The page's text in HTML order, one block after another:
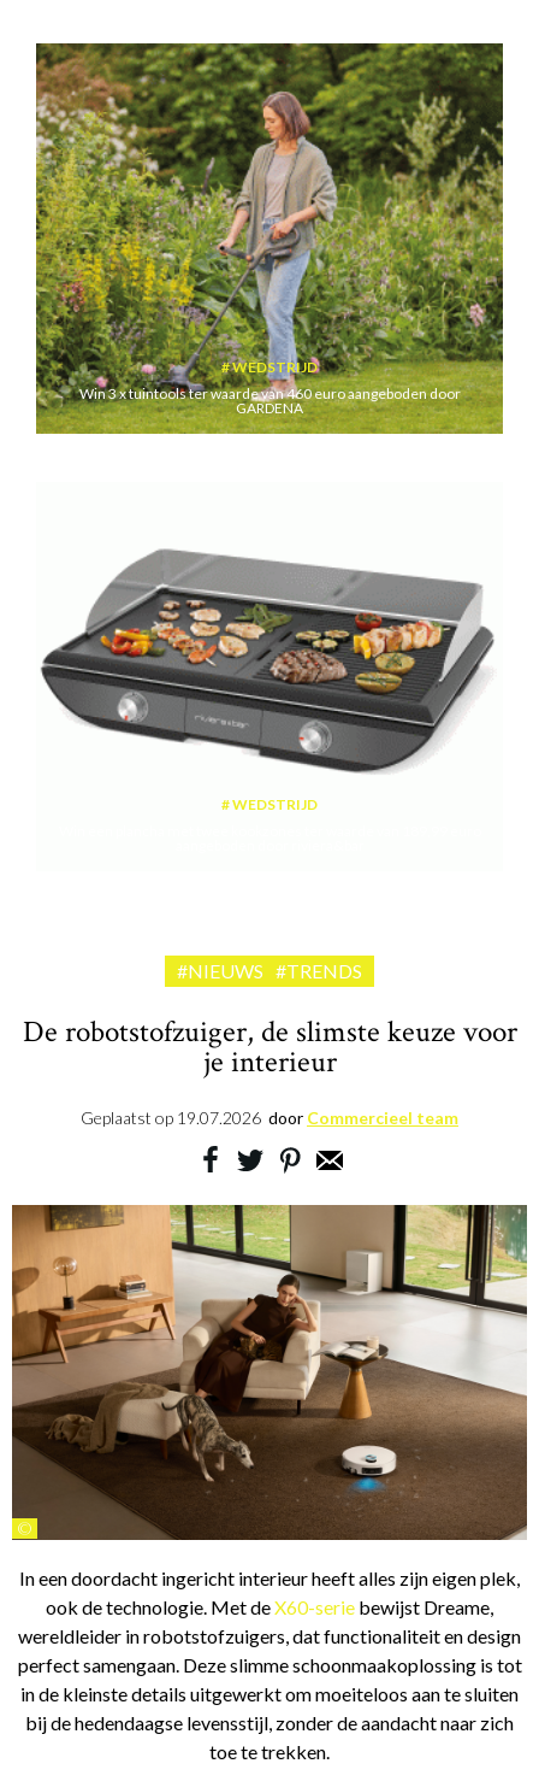
WEDSTRIJD
Win 3 x tuintools ter waarde van 460 euro aangeboden door
GARDENA
WEDSTRIJD
#NIEUWS #TRENDS
De robotstofzuiger, de slimste keuze voor
je interieur
Geplaatst op 19.07.2026 door Commercieel team
©
In een doordacht ingericht interieur heeft alles zijn eigen plek,
ook de technologie. Met deX60-serie bewijst Dreame,
wereldleider in robotstofzuigers, dat functionaliteit en design
perfect samengaan. Deze slimme schoonmaakoplossing is tot
in de kleinste details uitgewerkt om moeiteloos aan te sluiten
bij de hedendaagse levensstijl, zonder de aandacht naar zich
toe te trekken.